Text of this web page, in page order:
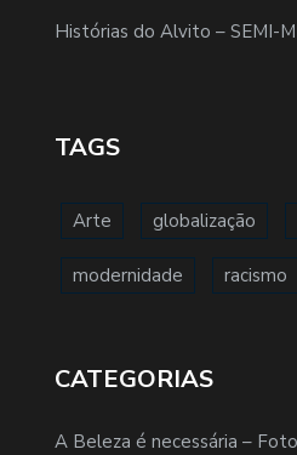
Histórias do Alvito – SEMI-
TAGS
Arte globalização
modernidade racismo
CATEGORIAS
A Beleza é necessária –